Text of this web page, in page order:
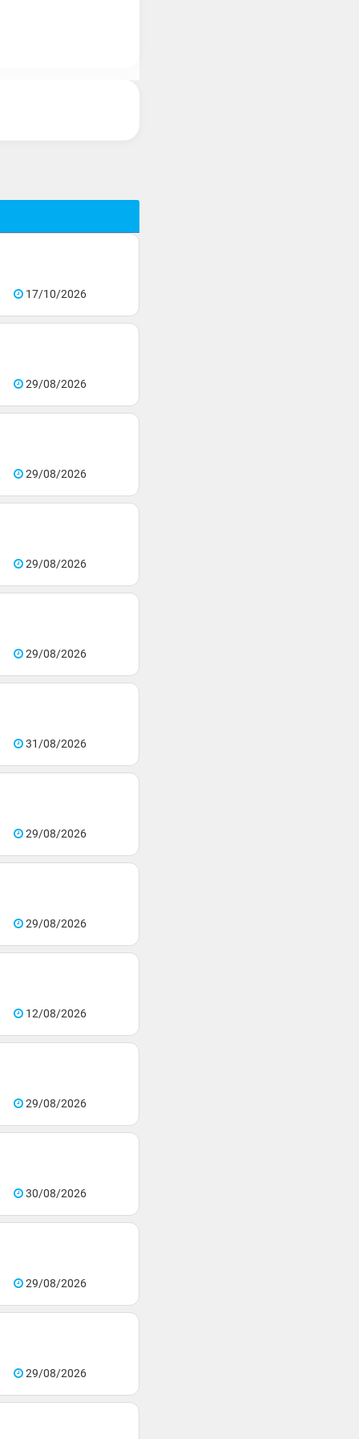
17/10/2026
29/08/2026
29/08/2026
29/08/2026
29/08/2026
31/08/2026
29/08/2026
29/08/2026
12/08/2026
29/08/2026
30/08/2026
29/08/2026
29/08/2026